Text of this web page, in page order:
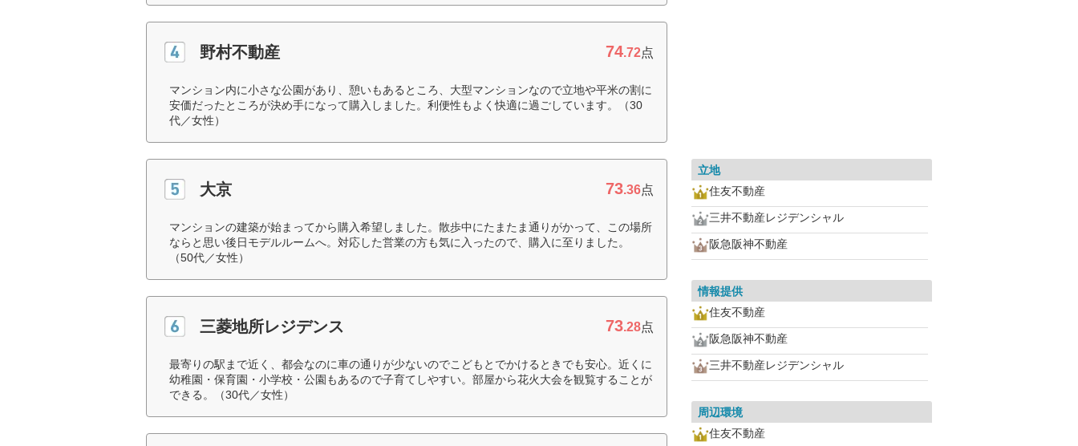
野村不動産 74.72点
マンション内に小さな公園があり、憩いもあるところ、大型マンションなので立地や平米の割に
安価だったところが決め手になって購入しました。利便性もよく快適に過ごしています。（30
代／女性）
大京 73.36点
マンションの建築が始まってから購入希望しました。散歩中にたまたま通りがかって、この場所
ならと思い後日モデルルームへ。対応した営業の方も気に入ったので、購入に至りました。
（50代／女性）
三菱地所レジデンス 73.28点
最寄りの駅まで近く、都会なのに車の通りが少ないのでこどもとでかけるときでも安心。近くに
幼稚園・保育園・小学校・公園もあるので子育てしやすい。部屋から花火大会を観覧することが
できる。（30代／女性）
立地
住友不動産
三井不動産レジデンシャル
阪急阪神不動産
情報提供
住友不動産
阪急阪神不動産
三井不動産レジデンシャル
周辺環境
住友不動産